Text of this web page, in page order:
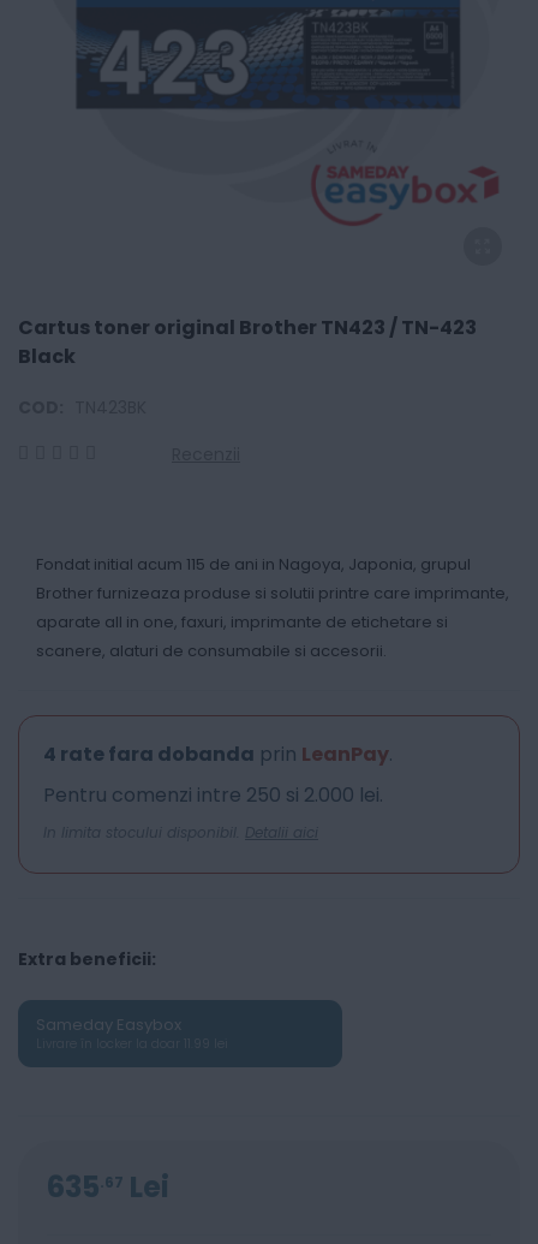
Cartus toner original Brother TN423 / TN-423
Black
Fondat initial acum 115 de ani in Nagoya, Japonia, grupul
Brother furnizeaza produse si solutii printre care imprimante,
aparate all in one, faxuri, imprimante de etichetare si
scanere, alaturi de consumabile si accesorii.
4 rate fara dobanda prin LeanPay.
Pentru comenzi intre 250 si 2.000 lei.
In limita stocului disponibil. Detalii aici
Extra beneficii:
Sameday Easybox
635 67 Lei